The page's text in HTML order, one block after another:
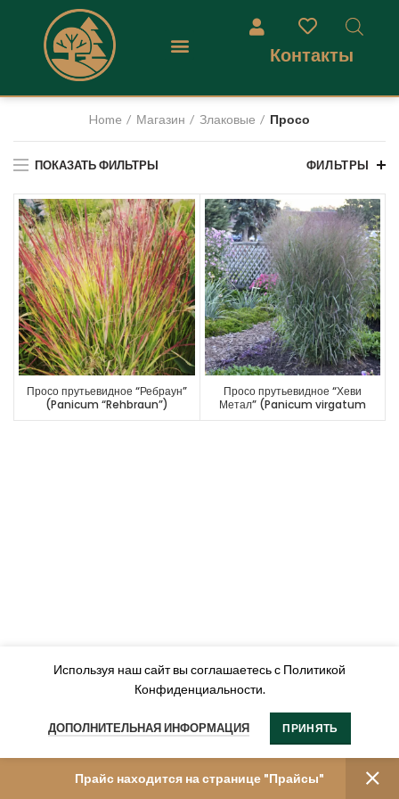
Контакты
Home Магазин Злаковые Просо
ПОКАЗАТЬ ФИЛЬТРЫ ФИЛЬТРЫ
Просо прутьевидное “Ребраун”
(Panicum “Rehbraun”)
Просо прутьевидное “Хеви
Метал” (Panicum virgatum
“Heavy Metal”)
Прайс находится на странице "Прайсы"
Используя наш сайт вы соглашаетесь с Политикой
Конфиденциальности.
ДОПОЛНИТЕЛЬНАЯ ИНФОРМАЦИЯ ПРИНЯТЬ